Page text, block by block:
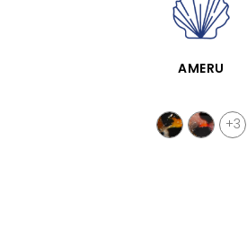
APERÇU RAPIDE
AMERU
+3